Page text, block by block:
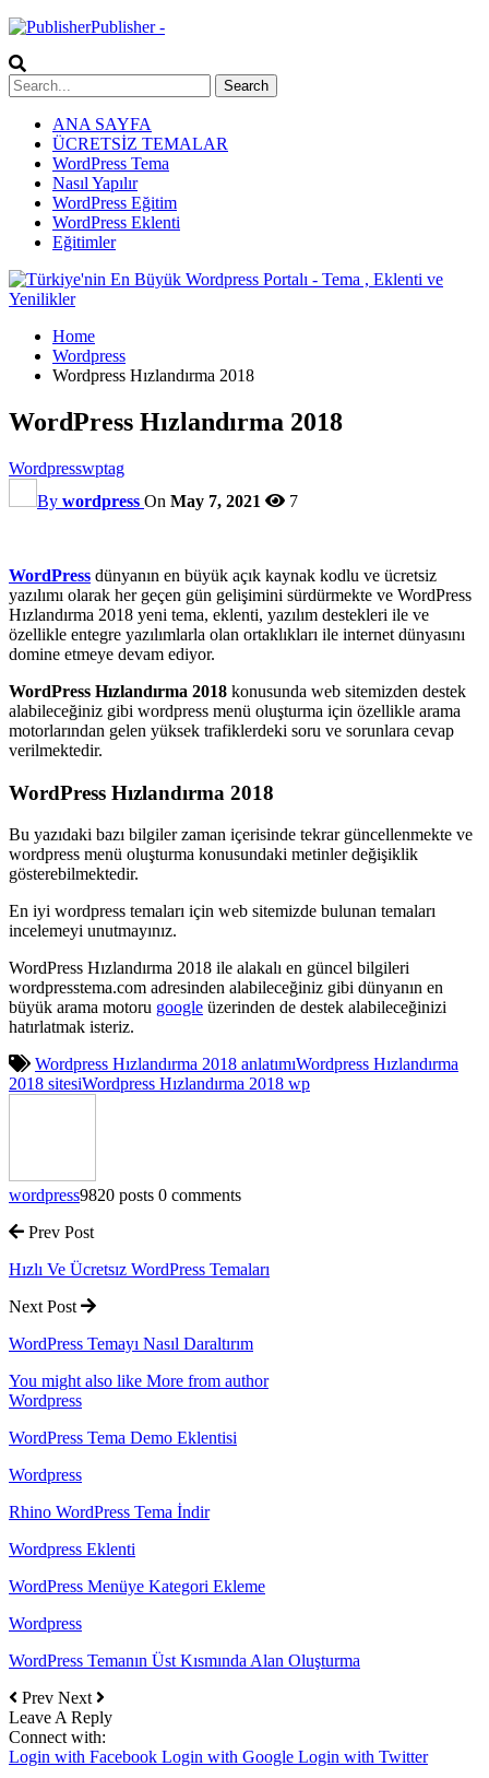
Publisher -
ANA SAYFA
ÜCRETSİZ TEMALAR
WordPress Tema
Nasıl Yapılır
WordPress Eğitim
WordPress Eklenti
Eğitimler
Home
Wordpress
Wordpress Hızlandırma 2018
WordPress Hızlandırma 2018
Wordpresswptag
By wordpress On May 7, 2021 7
WordPress dünyanın en büyük açık kaynak kodlu ve ücretsiz
yazılımı olarak her geçen gün gelişimini sürdürmekte ve WordPress
Hızlandırma 2018 yeni tema, eklenti, yazılım destekleri ile ve
özellikle entegre yazılımlarla olan ortaklıkları ile internet dünyasını
domine etmeye devam ediyor.
WordPress Hızlandırma 2018 konusunda web sitemizden destek
alabileceğiniz gibi wordpress menü oluşturma için özellikle arama
motorlarından gelen yüksek trafiklerdeki soru ve sorunlara cevap
verilmektedir.
WordPress Hızlandırma 2018
Bu yazıdaki bazı bilgiler zaman içerisinde tekrar güncellenmekte ve
wordpress menü oluşturma konusundaki metinler değişiklik
gösterebilmektedir.
En iyi wordpress temaları için web sitemizde bulunan temaları
incelemeyi unutmayınız.
WordPress Hızlandırma 2018 ile alakalı en güncel bilgileri
wordpresstema.com adresinden alabileceğiniz gibi dünyanın en
büyük arama motoru google üzerinden de destek alabileceğinizi
hatırlatmak isteriz.
Wordpress Hızlandırma 2018 anlatımıWordpress Hızlandırma
2018 sitesiWordpress Hızlandırma 2018 wp
wordpress9820 posts 0 comments
Prev Post
Hızlı Ve Ücretsız WordPress Temaları
Next Post
WordPress Temayı Nasıl Daraltırım
You might also like More from author
Wordpress
WordPress Tema Demo Eklentisi
Wordpress
Rhino WordPress Tema İndir
Wordpress Eklenti
WordPress Menüye Kategori Ekleme
Wordpress
WordPress Temanın Üst Kısmında Alan Oluşturma
Prev Next
Leave A Reply
Connect with:
Login with Facebook Login with Google Login with Twitter